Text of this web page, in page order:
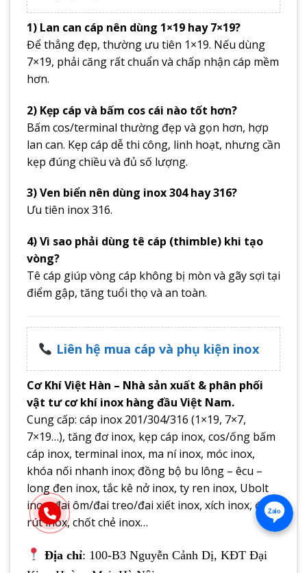
1) Lan can cáp nên dùng 1×19 hay 7×19?
Để thẳng đẹp, thường ưu tiên 1×19. Nếu dùng
7×19, phải căng rất chuẩn và chấp nhận cáp mềm
hơn.
2) Kẹp cáp và bấm cos cái nào tốt hơn?
Bấm cos/terminal thường đẹp và gọn hơn, hợp
lan can. Kẹp cáp dễ thi công, linh hoạt, nhưng cần
kẹp đúng chiều và đủ số lượng.
3) Ven biển nên dùng inox 304 hay 316?
Ưu tiên inox 316.
4) Vì sao phải dùng tê cáp (thimble) khi tạo
vòng?
Tê cáp giúp vòng cáp không bị mòn và gãy sợi tại
điểm gập, tăng tuổi thọ và an toàn.
Liên hệ mua cáp và phụ kiện inox
Cơ Khí Việt Hàn – Nhà sản xuất & phân phối
vật tư cơ khí inox hàng đầu Việt Nam.
Cung cấp: cáp inox 201/304/316 (1×19, 7×7,
7×19…), tăng đơ inox, kẹp cáp inox, cos/ống bấm
cáp inox, terminal inox, ma ní inox, móc inox,
khóa nối nhanh inox; đồng bộ bu lông – êcu –
long đen inox, tắc kê nở inox, ty ren inox, Ubolt
inox, đai ôm/đai treo/đai xiết inox, xích inox, đinh
rút inox, chốt chẻ inox…
Địa chỉ: 100-B3 Nguyễn Cảnh Dị, KĐT Đại
Zalo